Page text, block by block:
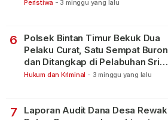
Peristiwa - 3 minggu yang lalu
6
Polsek Bintan Timur Bekuk Dua
Pelaku Curat, Satu Sempat Buron
dan Ditangkap di Pelabuhan Sri
Bintan Pura
Hukum dan Kriminal - 3 minggu yang lalu
7
Laporan Audit Dana Desa Rewak